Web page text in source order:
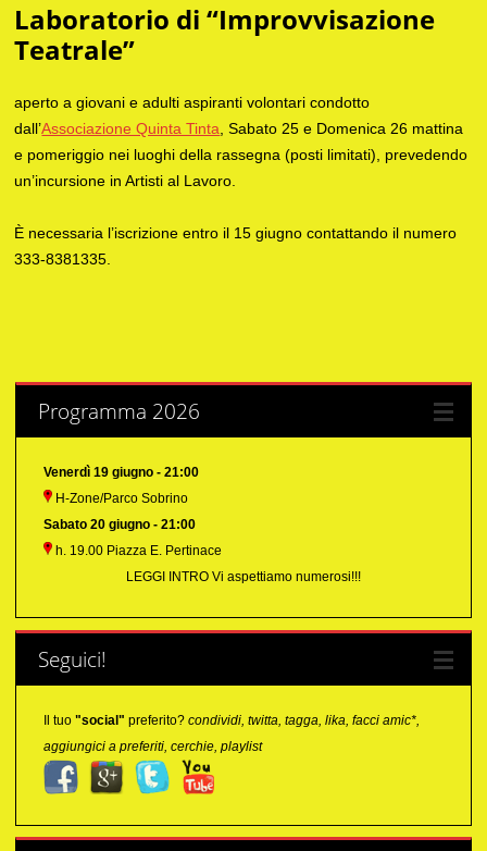
Laboratorio di “Improvvisazione
Teatrale”
aperto a giovani e adulti aspiranti volontari condotto
dall’Associazione Quinta Tinta , Sabato 25 e Domenica 26 mattina
e pomeriggio nei luoghi della rassegna (posti limitati), prevedendo
un’incursione in Artisti al Lavoro.
È necessaria l’iscrizione entro il 15 giugno contattando il numero
333-8381335.
Programma 2026
Venerdì 19 giugno - 21:00
H-Zone/Parco Sobrino
Sabato 20 giugno - 21:00
h. 19.00 Piazza E. Pertinace
LEGGI INTROVi aspettiamo numerosi!!!
Seguici!
Il tuo "social" preferito? condividi, twitta, tagga, lika, facci amic*,
aggiungici a preferiti, cerchie, playlist